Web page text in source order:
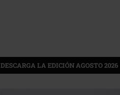
DESCARGA LA EDICIÓN AGOSTO 2026